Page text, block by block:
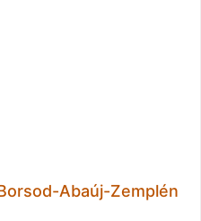
Abaúj-Zemplén